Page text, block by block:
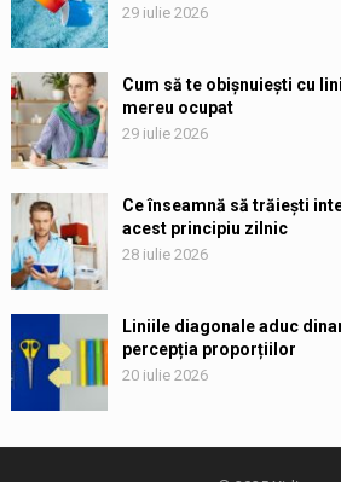
29 iulie 2026
Cum să te obișnuiești cu
mereu ocupat
29 iulie 2026
Ce înseamnă să trăiești
acest principiu zilnic
28 iulie 2026
Liniile diagonale aduc
percepția proporțiilor
20 iulie 2026